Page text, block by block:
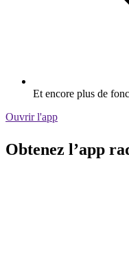
Et encore plus de
Ouvrir l'app
Obtenez l’app